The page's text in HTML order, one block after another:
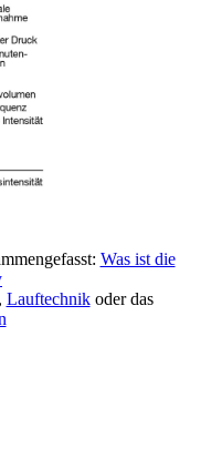
Was ist die
Lauftechnikoder das